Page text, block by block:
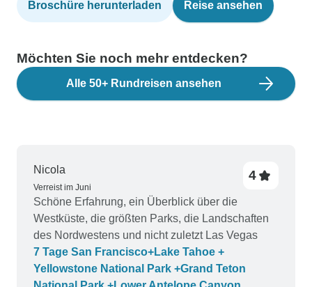
Broschüre herunterladen Reise ansehen
Möchten Sie noch mehr entdecken?
Alle 50+ Rundreisen ansehen
Nicola
Verreist im Juni
4
Schöne Erfahrung, ein Überblick über die
Westküste, die größten Parks, die Landschaften
des Nordwestens und nicht zuletzt Las Vegas
7 Tage San Francisco+Lake Tahoe +
Yellowstone National Park +Grand Teton